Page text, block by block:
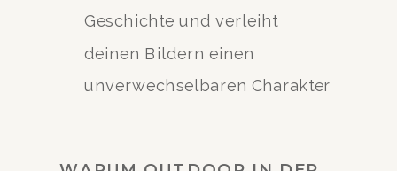
Geschichte und verleiht
deinen Bildern einen
unverwechselbaren Charakter